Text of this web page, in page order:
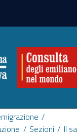
Sezioni
Il